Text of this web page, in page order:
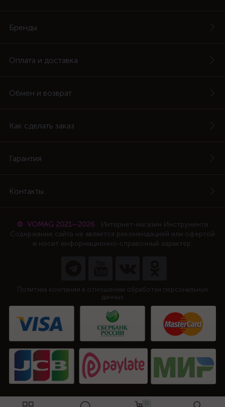
0
Бренды
Оплата и доставка
Обмен и возврат
Как сделать заказ
Гарантия
Контакты
© VOMAG 2021—2026
Интернет-магазин Инструмента
Содержание сайта не является рекомендацией или офертой
и носит информационно-справочный характер.
Политика компании в отношении обработки персональных
данных